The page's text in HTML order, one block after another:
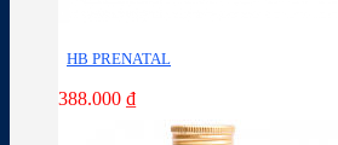
HB PRENATAL
388.000 ₫